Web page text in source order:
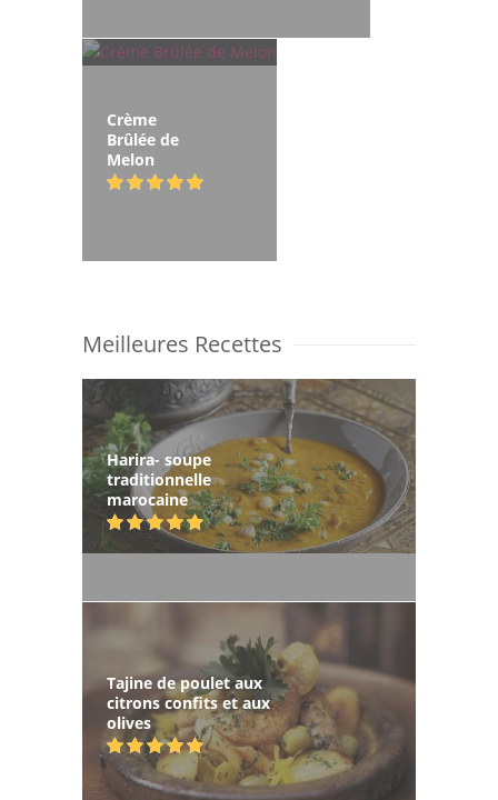
Crème
Brûlée de
Melon
Meilleures Recettes
Harira- soupe
traditionnelle
marocaine
Tajine de poulet aux
citrons confits et aux
olives